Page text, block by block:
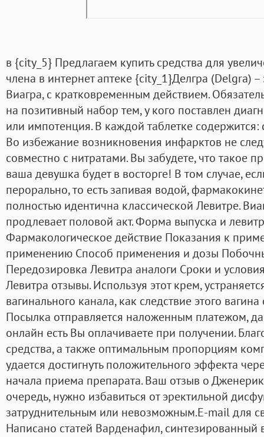
в {city_5} Предлагаем купить средства для
члена в интернет аптеке {city_1}Делгра (Delgra)
Виагра, с кратковременным действием.
на позитивный набор тем, у кого поставлен
или импотенция. В каждой таблетке содержится:
Во избежание возникновения инфарктов не
совместно с нитратами. Вы забудете, что такое
ваша девушка будет в восторге! В том случае,
перорально, то есть запивая водой,
полностью идентична классической Левитре.
продлевает половой акт. Форма выпуска и
Фармакологическое действие Показания к
применению Способ применения и дозы
Передозировка Левитра аналоги Сроки и
Левитра отзывы. Используя этот крем,
вагинального канала, как следствие этого
Посылка отправляется наложенным платежом,
онлайн есть Вы оплачиваете при получении.
средства, а также оптимальным пропорциям
удается достигнуть положительного эффекта
начала приема препарата. Ваш отзыв о
очередь, нужно избавиться от эректильной
затруднительным или невозможным.E-mail для
Написано статей Варденафил, синтезированный